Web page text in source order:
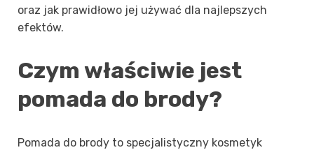
oraz jak prawidłowo jej używać dla najlepszych
efektów.
Czym właściwie jest
pomada do brody?
Pomada do brody to specjalistyczny kosmetyk